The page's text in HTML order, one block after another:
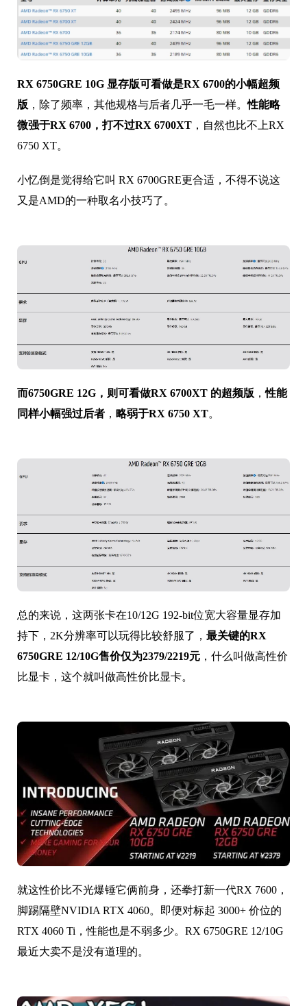
RX 6750GRE 10G 显存版可看做是RX 6700的小幅超频
版 ，除了频率，其他规格与后者几乎一毛一样。性能略
微强于RX 6700，打不过RX 6700XT ，自然也比不上RX
6750 XT。
小忆倒是觉得给它叫 RX 6700GRE更合适，不得不说这
又是AMD的一种取名小技巧了。
而6750GRE 12G，则可看做RX 6700XT 的超频版 ，性能
同样小幅强过后者 ， 略弱于RX 6750 XT。
总的来说，这两张卡在10/12G 192-bit位宽大容量显存加
持下，2K分辨率可以玩得比较舒服了， 最关键的RX
6750GRE 12/10G售价仅为2379/2219元 ，什么叫做高性价
比显卡，这个就叫做高性价比显卡。
就这性价比不光爆锤它俩前身，还拳打新一代RX 7600，
脚踢隔壁NVIDIA RTX 4060。即便对标起 3000+ 价位的
RTX 4060 Ti，性能也是不弱多少。RX 6750GRE 12/10G
最近大卖不是没有道理的。